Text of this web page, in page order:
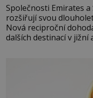
Společnosti Emirates a
rozšiřují svou
Nová reciproční
dalších destinací v jižní